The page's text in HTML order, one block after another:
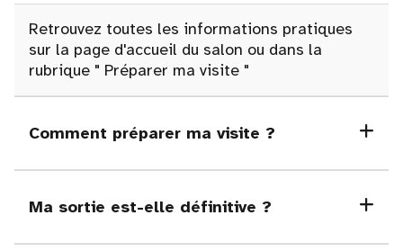
Retrouvez toutes les informations pratiques
sur la page d'accueil du salon ou dans la
rubrique " Préparer ma visite "
Comment préparer ma visite ?
Ma sortie est-elle définitive ?